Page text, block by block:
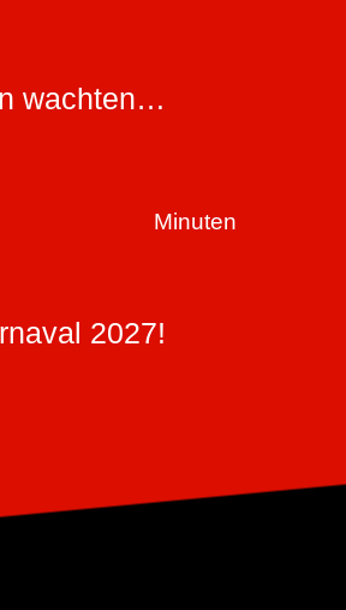
wachten…
Minuten
2027!